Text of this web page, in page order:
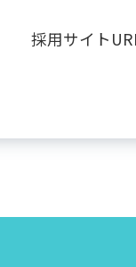
採用サイト